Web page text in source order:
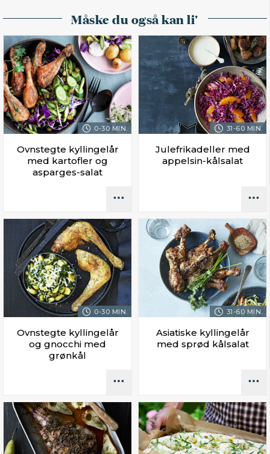
Måske du også kan li'
0-30 MIN.
Ovnstegte kyllingelår
med kartofler og
asparges-salat
31-60 MIN.
Julefrikadeller med
appelsin-kålsalat
0-30 MIN.
Ovnstegte kyllingelår
og gnocchi med
grønkål
31-60 MIN.
Asiatiske kyllingelår
med sprød kålsalat